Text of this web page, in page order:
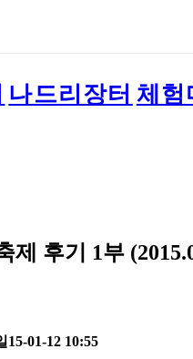
나드리장터 체험
후기 1부
15-01-12 10:55